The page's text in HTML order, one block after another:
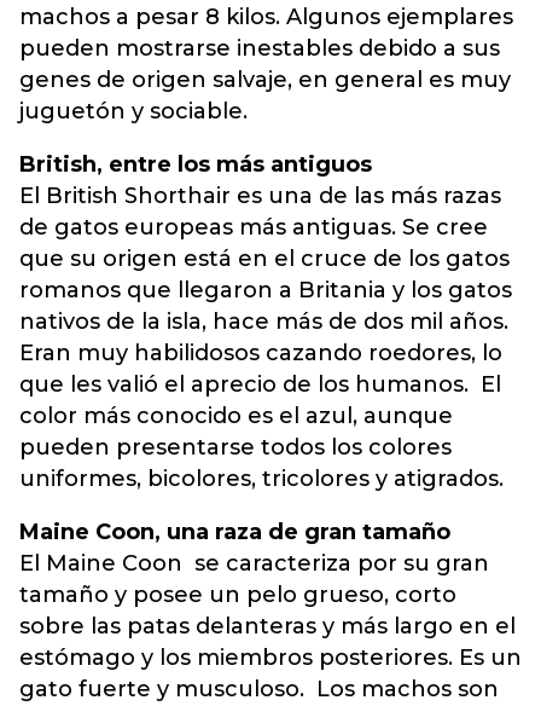
machos a pesar 8 kilos. Algunos ejemplares
pueden mostrarse inestables debido a sus
genes de origen salvaje, en general es muy
juguetón y sociable.
British, entre los más antiguos
El British Shorthair es una de las más razas
de gatos europeas más antiguas. Se cree
que su origen está en el cruce de los gatos
romanos que llegaron a Britania y los gatos
nativos de la isla, hace más de dos mil años.
Eran muy habilidosos cazando roedores, lo
que les valió el aprecio de los humanos. El
color más conocido es el azul, aunque
pueden presentarse todos los colores
uniformes, bicolores, tricolores y atigrados.
Maine Coon, una raza de gran tamaño
El Maine Coon se caracteriza por su gran
tamaño y posee un pelo grueso, corto
sobre las patas delanteras y más largo en el
estómago y los miembros posteriores. Es un
gato fuerte y musculoso. Los machos son